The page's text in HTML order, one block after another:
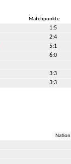
Matchpunkte
1:5
2:4
5:1
6:0
3:3
3:3
Nation